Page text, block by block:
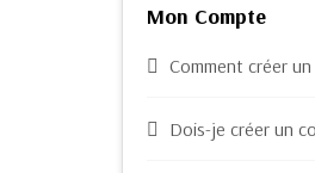
Mon Compte
Comment créer
Dois-je créer un